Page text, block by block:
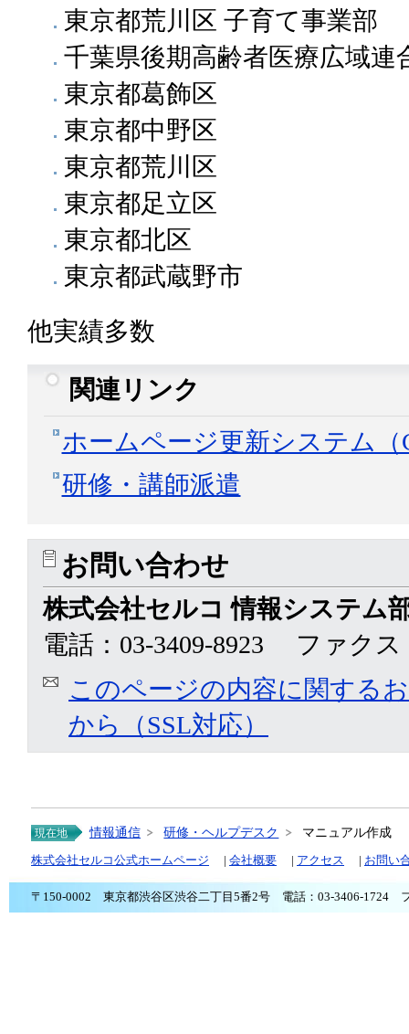
東京都荒川区 子育て事業部
千葉県後期高齢者医療広域連
東京都葛飾区
東京都中野区
東京都荒川区
東京都足立区
東京都北区
東京都武蔵野市
他実績多数
関連リンク
ホームページ更新システム（
研修・講師派遣
お問い合わせ
株式会社セルコ 情報システム
電話：03-3409-8923 ファクス
このページの内容に関する
から（SSL対応）
現在地 情報通信 研修・ヘルプデスク マニュアル作成
株式会社セルコ公式ホームページ 会社概要 アクセス お問い
〒150-0002 東京都渋谷区渋谷二丁目5番2号 電話：03-3406-1724